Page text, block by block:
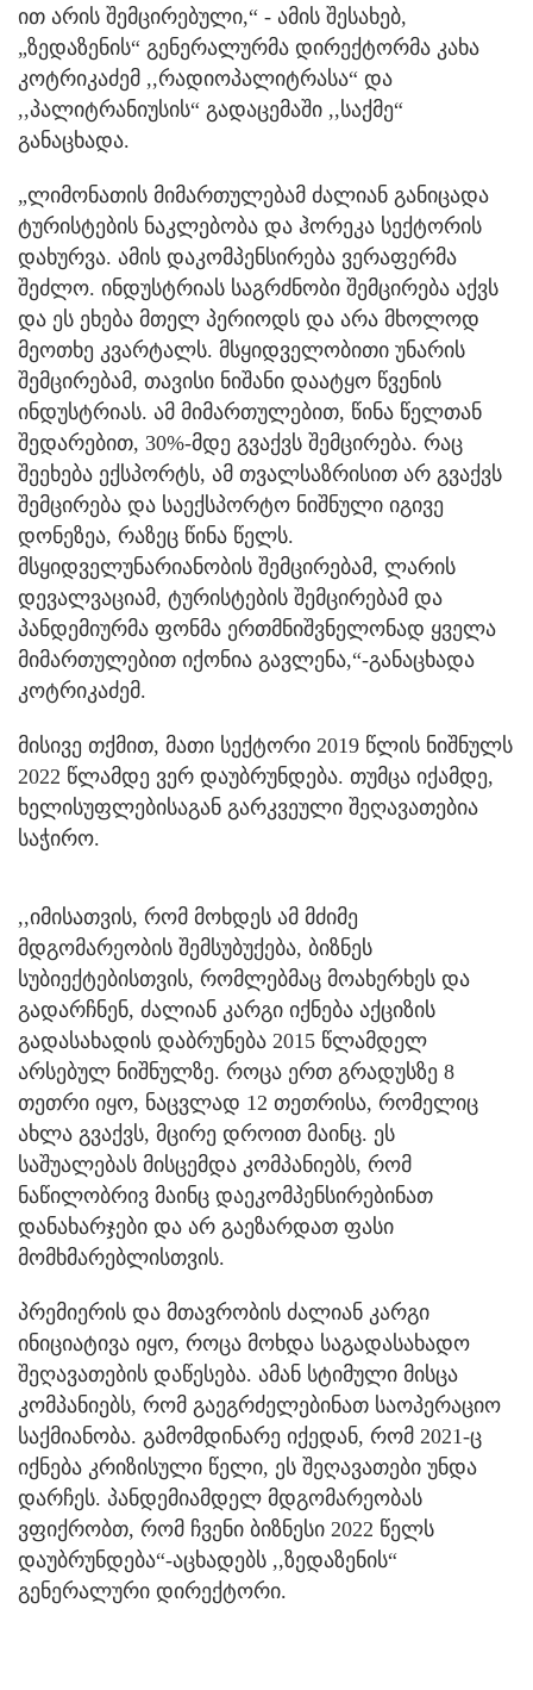
ით არის შემცირებული,“ - ამის შესახებ,
„ზედაზენის“ გენერალურმა დირექტორმა კახა
კოტრიკაძემ ,,რადიოპალიტრასა“ და
,,პალიტრანიუსის“ გადაცემაში ,,საქმე“
განაცხადა.
„ლიმონათის მიმართულებამ ძალიან განიცადა
ტურისტების ნაკლებობა და ჰორეკა სექტორის
დახურვა. ამის დაკომპენსირება ვერაფერმა
შეძლო. ინდუსტრიას საგრძნობი შემცირება აქვს
და ეს ეხება მთელ პერიოდს და არა მხოლოდ
მეოთხე კვარტალს. მსყიდველობითი უნარის
შემცირებამ, თავისი ნიშანი დაატყო წვენის
ინდუსტრიას. ამ მიმართულებით, წინა წელთან
შედარებით, 30%-მდე გვაქვს შემცირება. რაც
შეეხება ექსპორტს, ამ თვალსაზრისით არ გვაქვს
შემცირება და საექსპორტო ნიშნული იგივე
დონეზეა, რაზეც წინა წელს.
მსყიდველუნარიანობის შემცირებამ, ლარის
დევალვაციამ, ტურისტების შემცირებამ და
პანდემიურმა ფონმა ერთმნიშვნელონად ყველა
მიმართულებით იქონია გავლენა,“-განაცხადა
კოტრიკაძემ.
მისივე თქმით, მათი სექტორი 2019 წლის ნიშნულს
2022 წლამდე ვერ დაუბრუნდება. თუმცა იქამდე,
ხელისუფლებისაგან გარკვეული შეღავათებია
საჭირო.
,,იმისათვის, რომ მოხდეს ამ მძიმე
მდგომარეობის შემსუბუქება, ბიზნეს
სუბიექტებისთვის, რომლებმაც მოახერხეს და
გადარჩნენ, ძალიან კარგი იქნება აქციზის
გადასახადის დაბრუნება 2015 წლამდელ
არსებულ ნიშნულზე. როცა ერთ გრადუსზე 8
თეთრი იყო, ნაცვლად 12 თეთრისა, რომელიც
ახლა გვაქვს, მცირე დროით მაინც. ეს
საშუალებას მისცემდა კომპანიებს, რომ
ნაწილობრივ მაინც დაეკომპენსირებინათ
დანახარჯები და არ გაეზარდათ ფასი
მომხმარებლისთვის.
პრემიერის და მთავრობის ძალიან კარგი
ინიციატივა იყო, როცა მოხდა საგადასახადო
შეღავათების დაწესება. ამან სტიმული მისცა
კომპანიებს, რომ გაეგრძელებინათ საოპერაციო
საქმიანობა. გამომდინარე იქედან, რომ 2021-ც
იქნება კრიზისული წელი, ეს შეღავათები უნდა
დარჩეს. პანდემიამდელ მდგომარეობას
ვფიქრობთ, რომ ჩვენი ბიზნესი 2022 წელს
დაუბრუნდება“-აცხადებს ,,ზედაზენის“
გენერალური დირექტორი.